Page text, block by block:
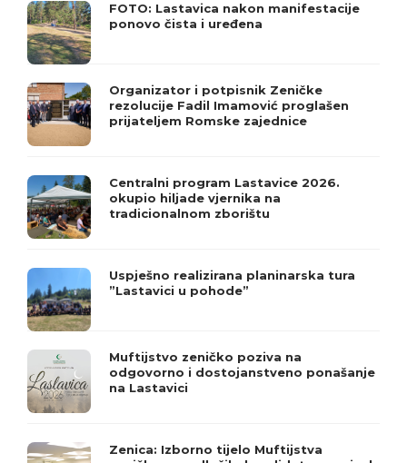
FOTO: Lastavica nakon manifestacije
ponovo čista i uređena
Organizator i potpisnik Zeničke
rezolucije Fadil Imamović proglašen
prijateljem Romske zajednice
Centralni program Lastavice 2026.
okupio hiljade vjernika na
tradicionalnom zborištu
Uspješno realizirana planinarska tura
”Lastavici u pohode”
Muftijstvo zeničko poziva na
odgovorno i dostojanstveno ponašanje
na Lastavici
Zenica: Izborno tijelo Muftijstva